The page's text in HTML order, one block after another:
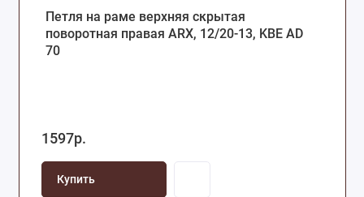
Петля на раме верхняя скрытая
поворотная правая ARX, 12/20-13, KBE AD
70
1597р.
Купить